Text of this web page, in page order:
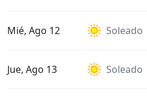
Mié, Ago 12 Soleado
Jue, Ago 13 Soleado